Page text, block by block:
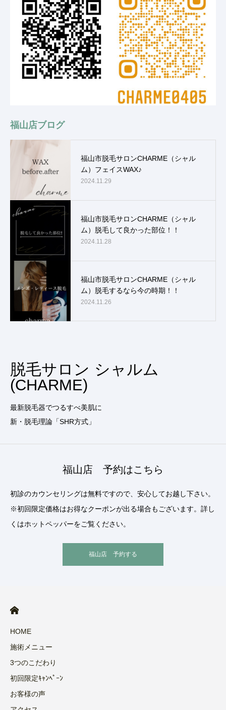
福山店ブログ
福山市脱毛サロンCHARME（シャル
ム）フェイスWAX♪
2024.11.29
福山市脱毛サロンCHARME（シャル
ム）脱毛して良かった部位！！
2024.11.28
福山市脱毛サロンCHARME（シャル
ム）脱毛するなら今の時期！！
2024.11.26
脱毛サロン シャルム
(CHARME)
最新脱毛器でつるすべ美肌に
新・脱毛理論「SHR方式」
福山店 予約はこちら
初診のカウンセリングは無料ですので、安心してお越し下さい。
※初回限定価格はお得なクーポンが出る場合もございます。詳し
くはホットペッパーをご覧ください。
福山店 予約する
HOME
施術メニュー
3つのこだわり
初回限定ｷｬﾝﾍﾟｰﾝ
お客様の声